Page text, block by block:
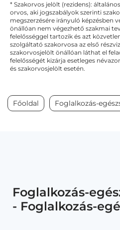
* Szakorvos jelölt (rezidens):
orvos, aki jogszabályok szerinti
megszerzésére irányuló képzésben
önállóan nem végezhető szakmai
felelősséggel tartozik és azt
szolgáltató szakorvosa az első
szakorvosjelölt önállóan láthat el
felelősségét kizárja esetleges
és szakorvosjelölt esetén.
Főoldal Foglalkozás-
Foglalkozás-
- Foglalkozás-